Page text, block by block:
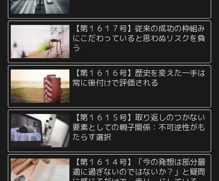
【第１６１７号】従来の成功の枠組み
にこだわっていると思わぬリスクを負
う
【第１６１６号】歴史を変えた一手は
常に後付けで評価される
【第１６１５号】取り返しのつかない
要素としての親子関係：不可逆性がも
たらす選択
【第１６１４号】「今の発想は部分最
適に過ぎないのではないか？」と疑問